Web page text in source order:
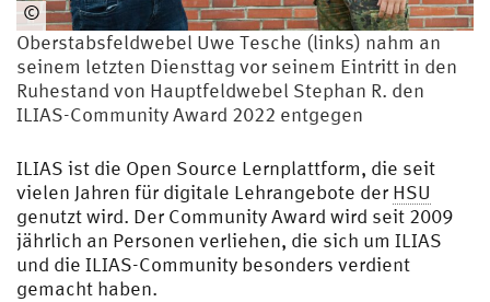
©
Jan
Lesho
Oberstabsfeldwebel Uwe Tesche (links) nahm an
seinem letzten Diensttag vor seinem Eintritt in den
Ruhestand von Hauptfeldwebel Stephan R. den
ILIAS-Community Award 2022 entgegen
ILIAS ist die Open Source Lernplattform, die seit
vielen Jahren für digitale Lehrangebote der HSU
genutzt wird. Der Community Award wird seit 2009
jährlich an Personen verliehen, die sich um ILIAS
und die ILIAS-Community besonders verdient
gemacht haben.